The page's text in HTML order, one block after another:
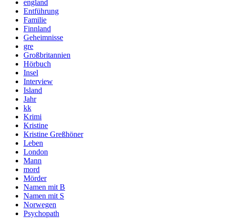
england
Entführung
Familie
Finnland
Geheimnisse
gre
Großbritannien
Hörbuch
Insel
Interview
Island
Jahr
kk
Krimi
Kristine
Kristine Greßhöner
Leben
London
Mann
mord
Mörder
Namen mit B
Namen mit S
Norwegen
Psychopath